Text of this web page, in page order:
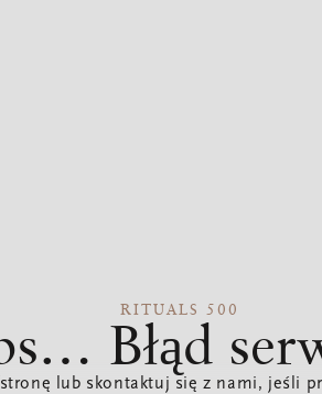
RITUALS 500
Błąd
lub skontaktuj się z nami, jeśli